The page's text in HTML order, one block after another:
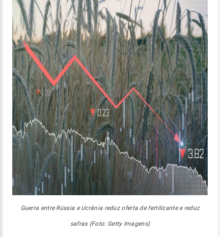
Guerra entre Rússia e Ucrânia reduz oferta de fertilizante e reduz
safras (Foto: Getty Imagens)